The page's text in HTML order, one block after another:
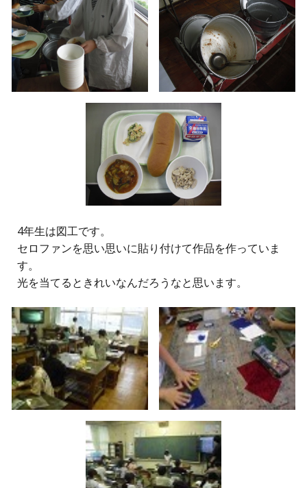
4年生は図工です。
セロファンを思い思いに貼り付けて作品を作っていま
す。
光を当てるときれいなんだろうなと思います。